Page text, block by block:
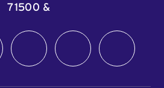
71500 &